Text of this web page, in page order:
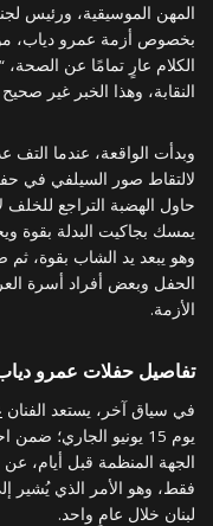
المهن الموسيقية، ورئيس
بخصوص أزمة عمرو دياب،
الكلام عارٍ تمامًا عن
النقابة، وهذا الخبر غير
وبدأت الواقعة، عندما
لالتقاط صور السيلفي في
حاول الهضبة التراجع
يمسك بجاكيت البدلة بقوة
وهو يبعد يد الشاب بقوة،
الحفل وبعض أفراد أسرة
الأزمة.
تفاصيل حفلات عمرو دياب
في سياق آخر، يستعد الفنان
الجهة المنظمة قبل أيام،
فقط، وهو الأمر الذي يُشير
لبنان خلال عامٍ واحد.